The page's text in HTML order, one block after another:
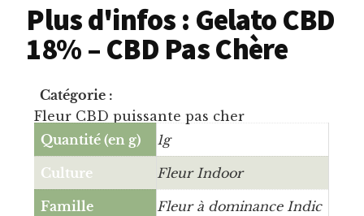
Plus d'infos : Gelato CBD
18% – CBD Pas Chère
Catégorie :
Fleur CBD puissante pas cher
Quantité (en g)
1g
Culture Fleur Indoor
Famille
Fleur à dominance Indic